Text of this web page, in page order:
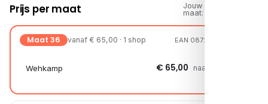
Prijs per maat
Jouw
maat:
Maat 36 vanaf € 65,00 · 1 shop EAN 08720527672123
Wehkamp € 65,00 naar shop →